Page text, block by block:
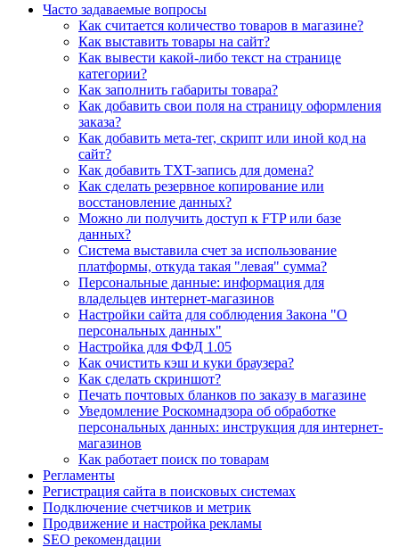
Часто задаваемые вопросы
Как считается количество товаров в магазине?
Как выставить товары на сайт?
Как вывести какой-либо текст на странице
категории?
Как заполнить габариты товара?
Как добавить свои поля на страницу оформления
заказа?
Как добавить мета-тег, скрипт или иной код на
сайт?
Как добавить TXT-запись для домена?
Как сделать резервное копирование или
восстановление данных?
Можно ли получить доступ к FTP или базе
данных?
Система выставила счет за использование
платформы, откуда такая "левая" сумма?
Персональные данные: информация для
владельцев интернет-магазинов
Настройки сайта для соблюдения Закона "О
персональных данных"
Настройка для ФФД 1.05
Как очистить кэш и куки браузера?
Как сделать скриншот?
Печать почтовых бланков по заказу в магазине
Уведомление Роскомнадзора об обработке
персональных данных: инструкция для интернет-
магазинов
Как работает поиск по товарам
Регламенты
Регистрация сайта в поисковых системах
Подключение счетчиков и метрик
Продвижение и настройка рекламы
SEO рекомендации